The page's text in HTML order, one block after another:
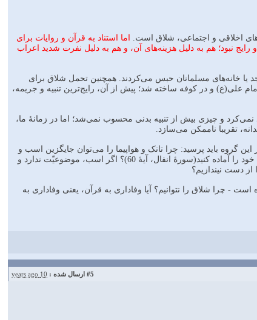
اما استناد به قرآن و روایات برای
نبود؛ هم به دلیل هزینه‌های آن، و هم به دلیل نفرت شدید اعراب
یا خانه‌های مسلمانان حبس می‌کردند. همچنین تحمل شلاق برای
علی(ع) و در کوفه ساخته شد؛ پیش از آن، رایج‌ترین تنبیه و جریمه،
کرامت انسانی مجرم را نابود نمی‌کرد و چیزی بیش از تنبیه بدنی محسوب نمی‌شد؛ اما در زمانۀ ما،
تقریبا ناممکن می‌سازد.
گروه باید پرسید: چرا تانک و هواپیما را می‌توان جایگزین اسب و
شتر کرد، اما زندان را نمی‌توان جانشین شلاق کرد؟ مگر قرآن نفرموده است که برای جهاد در راه خدا اسب‌های خود را آماده کنید(سورۀ انفال، آیۀ 60)؟ اگر اسب، موضوعیّت ندارد و
دست نیندازیم؟
- چرا شلاق را نتوانیم؟ آیا وفاداری به قرآن، یعنی وفاداری به
#5 ارسال شده : 10 years ago